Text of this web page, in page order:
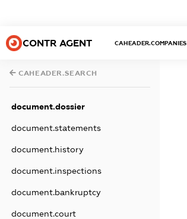
CONTR AGENT CAHEADER.COMPANIES
CAHEADER.SEARCH
document.dossier
document.statements
document.history
document.inspections
document.bankruptcy
document.court